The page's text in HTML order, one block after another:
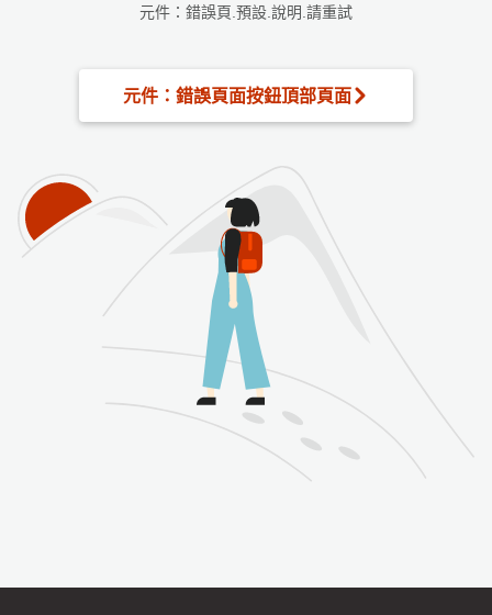
元件：錯誤頁.預設.說明.請重試
元件：錯誤頁面按鈕頂部頁面